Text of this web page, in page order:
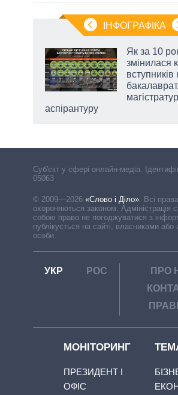
ІНФОГРАФІКА
Як за 10
змінилася
вступників
бакалаврат,
аспірантуру
Cуб'єкт у сфері онлайн-медіа.
05063
© 2009—2026 «Слово і Діло» Всі
охороняються законом. Адміністрація
собою право не погоджуватися з
публікується на сайті, власниками або
особи.
УКР РОС
ПРО
МОНІТОРИНГ
ПРЕЗИДЕНТ І
ОФІС